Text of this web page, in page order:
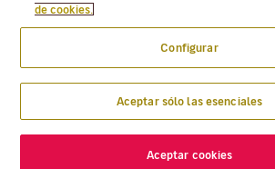
de cookies.
Configurar
Aceptar sólo las esenciales
Aceptar cookies